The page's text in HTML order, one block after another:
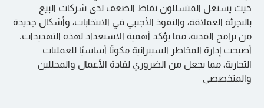
حيث يستغل المتسللون نقاط الضعف لدى شركات البيع
بالتجزئة العملاقة، والنفوذ الأجنبي في الانتخابات، وأشكال جديدة
من برامج الفدية، مما يؤكد أهمية الاستعداد لهذه التهديدات.
أصبحت إدارة المخاطر السيبرانية مكونًا أساسيًا للعمليات
التجارية، مما يجعل من الضروري لقادة الأعمال والمحللين
والمتخصصي